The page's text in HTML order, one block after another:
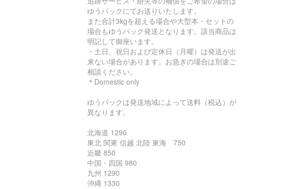
ゆうパックにてお送りいたします。
また合計3kgを超える場合や大型本・セットの
場合もゆうパック発送となります。該当商品は
明記して御座います。
・土日、祝日および定休日（月曜）は発送が出
来ない場合があります。お急ぎの場合は別途ご
相談ください。
＊Domestic only
ゆうパックは発送地域によって送料（税込）が
異なります。
北海道 1290
東北 関東 信越 北陸 東海 750
近畿 850
中国・四国 980
九州 1290
沖縄 1330